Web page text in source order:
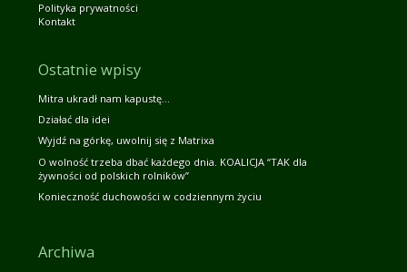
Polityka prywatności
Kontakt
Ostatnie wpisy
Mitra ukradł nam kapustę…
Działać dla idei
Wyjdź na górkę, uwolnij się z Matrixa
O wolność trzeba dbać każdego dnia. KOALICJA “TAK dla
żywności od polskich rolników”
Konieczność duchowości w codziennym życiu
Archiwa